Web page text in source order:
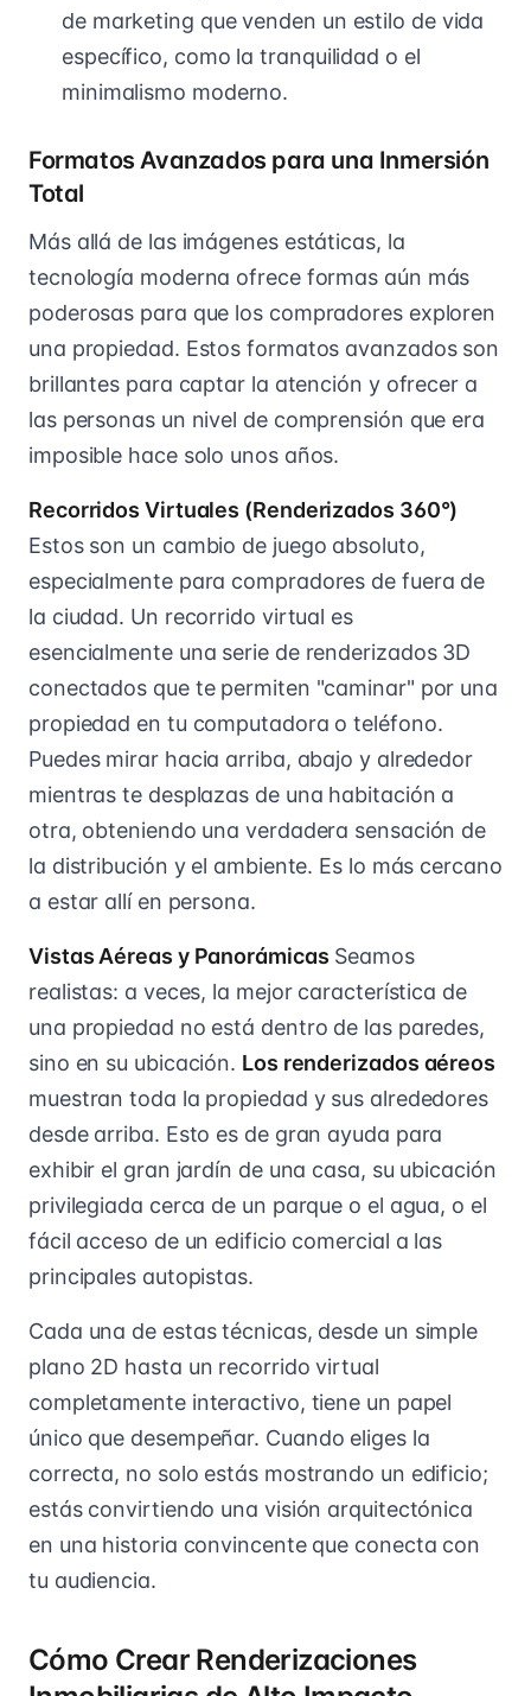
de marketing que venden un estilo de vida
específico, como la tranquilidad o el
minimalismo moderno.
Formatos Avanzados para una Inmersión
Total
Más allá de las imágenes estáticas, la
tecnología moderna ofrece formas aún más
poderosas para que los compradores exploren
una propiedad. Estos formatos avanzados son
brillantes para captar la atención y ofrecer a
las personas un nivel de comprensión que era
imposible hace solo unos años.
Recorridos Virtuales (Renderizados 360°)
Estos son un cambio de juego absoluto,
especialmente para compradores de fuera de
la ciudad. Un recorrido virtual es
esencialmente una serie de renderizados 3D
conectados que te permiten "caminar" por una
propiedad en tu computadora o teléfono.
Puedes mirar hacia arriba, abajo y alrededor
mientras te desplazas de una habitación a
otra, obteniendo una verdadera sensación de
la distribución y el ambiente. Es lo más cercano
a estar allí en persona.
Vistas Aéreas y Panorámicas Seamos
realistas: a veces, la mejor característica de
una propiedad no está dentro de las paredes,
sino en su ubicación. Los renderizados aéreos
muestran toda la propiedad y sus alrededores
desde arriba. Esto es de gran ayuda para
exhibir el gran jardín de una casa, su ubicación
privilegiada cerca de un parque o el agua, o el
fácil acceso de un edificio comercial a las
principales autopistas.
Cada una de estas técnicas, desde un simple
plano 2D hasta un recorrido virtual
completamente interactivo, tiene un papel
único que desempeñar. Cuando eliges la
correcta, no solo estás mostrando un edificio;
estás convirtiendo una visión arquitectónica
en una historia convincente que conecta con
tu audiencia.
Cómo Crear Renderizaciones